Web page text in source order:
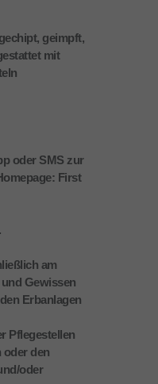
geimpft,
mit
oder SMS zur
First
am
Gewissen
Erbanlagen
Pflegestellen
oder den
oder